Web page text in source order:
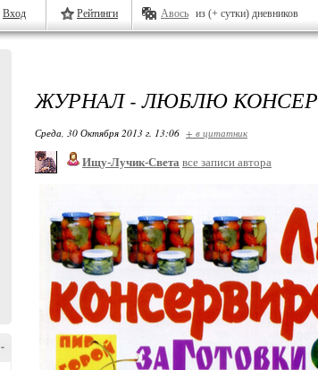
Вход Рейтинги Авось из (+ сутки) дневников
-
ЖУРНАЛ - ЛЮБЛЮ
Среда, 30 Октября 2013 г. 13:06 + в цитатник
Ищу-Лучик-Света все записи автора